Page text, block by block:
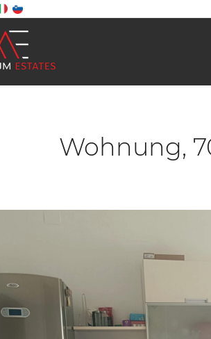
Wohnung,